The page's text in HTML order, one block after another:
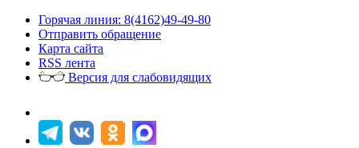
Горячая линия: 8(4162)49-49-80
Отправить обращение
Карта сайта
RSS лента
Версия для слабовидящих